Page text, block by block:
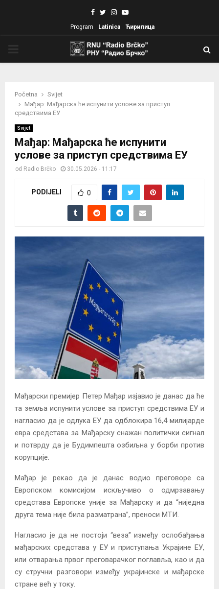
Facebook
TwitterInstagram
Youtube
Program Latinica Ћирилица
Početna
Svijet
Мађар: Мађарска ће испунити услове за приступ
средствима ЕУ
Svijet
Мађар: Мађарска ће испунити
услове за приступ средствима ЕУ
od Radio Brčko 30.05.2026 - 11:17
PODIJELI 0
Мађарски премијер Петер Мађар изјавио је данас да ће
та земља испунити услове за приступ средствима ЕУ и
нагласио да је одлука ЕУ да одблокира 16,4 милијарде
евра средстава за Мађарску снажан политички сигнал
и потврду да је Будимпешта озбиљна у борби против
корупције.
Мађар је рекао да је данас водио преговоре са
Европском комисијом искључиво о одмрзавању
средстава Европске уније за Мађарску и да “ниједна
друга тема није била разматрана”, преноси МТИ.
Нагласио је да не постоји “веза” између ослобађања
мађарских средстава у ЕУ и приступања Украјине ЕУ,
или отварања првог преговарачког поглавља, као и да
су стручни разговори између украјинске и мађарске
стране већ у току.